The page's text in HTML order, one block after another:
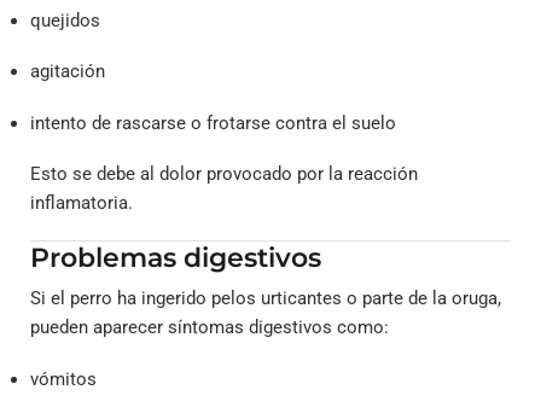
quejidos
agitación
intento de rascarse o frotarse contra el suelo
Esto se debe al dolor provocado por la reacción
inflamatoria.
Problemas digestivos
Si el perro ha ingerido pelos urticantes o parte de la oruga,
pueden aparecer síntomas digestivos como:
vómitos